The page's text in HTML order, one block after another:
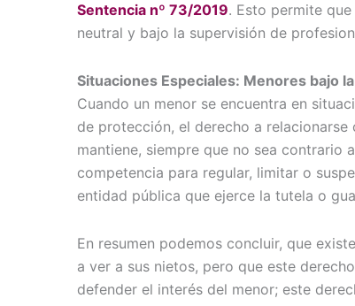
Sentencia nº 73/2019. Esto permite
neutral y bajo la supervisión de
Situaciones Especiales: Menores bajo
Cuando un menor se encuentra en
de protección, el derecho a
mantiene, siempre que no sea contrario
competencia para regular, limitar o
entidad pública que ejerce la tutela o
En resumen podemos concluir, que
a ver a sus nietos, pero que este
defender el interés del menor; este